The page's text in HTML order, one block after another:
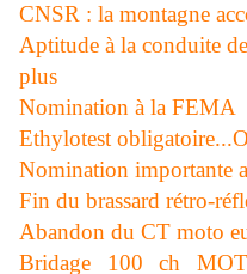
CNSR : la montagne
Aptitude à la conduite
plus
Nomination à la FEMA
Ethylotest
Nomination importante
Fin du brassard rétro-
Abandon du CT moto
Bridage 100 ch